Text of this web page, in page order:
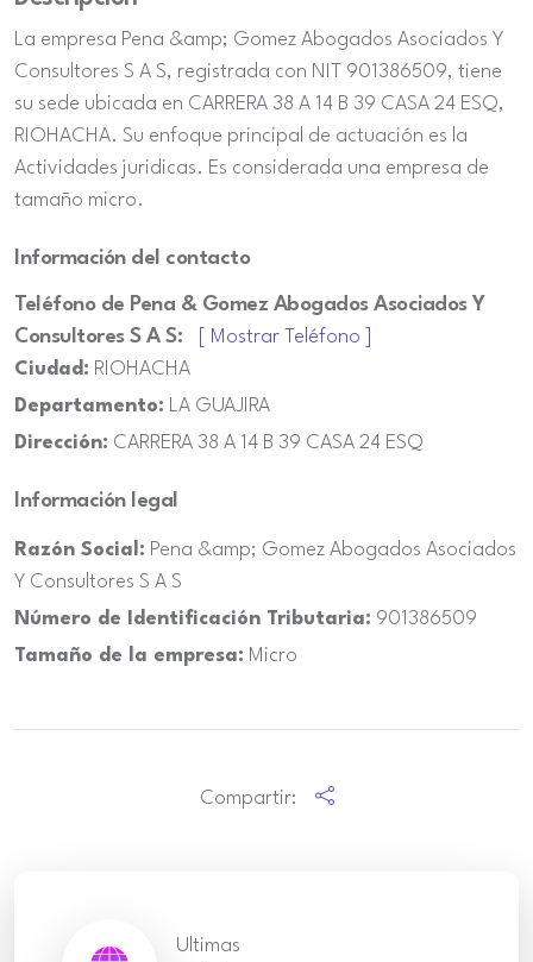
La empresa Pena &amp; Gomez Abogados Asociados Y
Consultores S A S, registrada con NIT 901386509, tiene
su sede ubicada en CARRERA 38 A 14 B 39 CASA 24 ESQ,
RIOHACHA. Su enfoque principal de actuación es la
Actividades juridicas. Es considerada una empresa de
tamaño micro.
Información del contacto
Teléfono de Pena & Gomez Abogados Asociados Y
Consultores S A S:
[ Mostrar Teléfono ]
Ciudad: RIOHACHA
Departamento: LA GUAJIRA
Dirección: CARRERA 38 A 14 B 39 CASA 24 ESQ
Información legal
Razón Social: Pena &amp; Gomez Abogados Asociados
Y Consultores S A S
Número de Identificación Tributaria: 901386509
Tamaño de la empresa: Micro
Compartir:
Ultimas